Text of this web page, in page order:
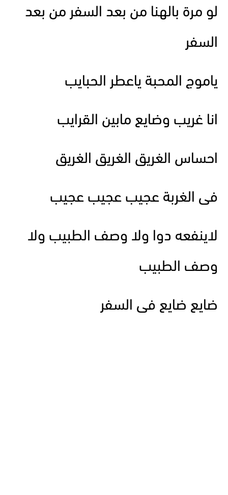
لو مرة بالهنا من بعد السفر من بعد
السفر
ياموج المحبة ياعطر الحبايب
انا غريب وضايع مابين القرايب
احساس الغريق الغريق الغريق
فى الغربة عجيب عجيب عجيب
لاينفعه دوا ولا وصف الطبيب ولا
وصف الطبيب
ضايع ضايع فى السفر